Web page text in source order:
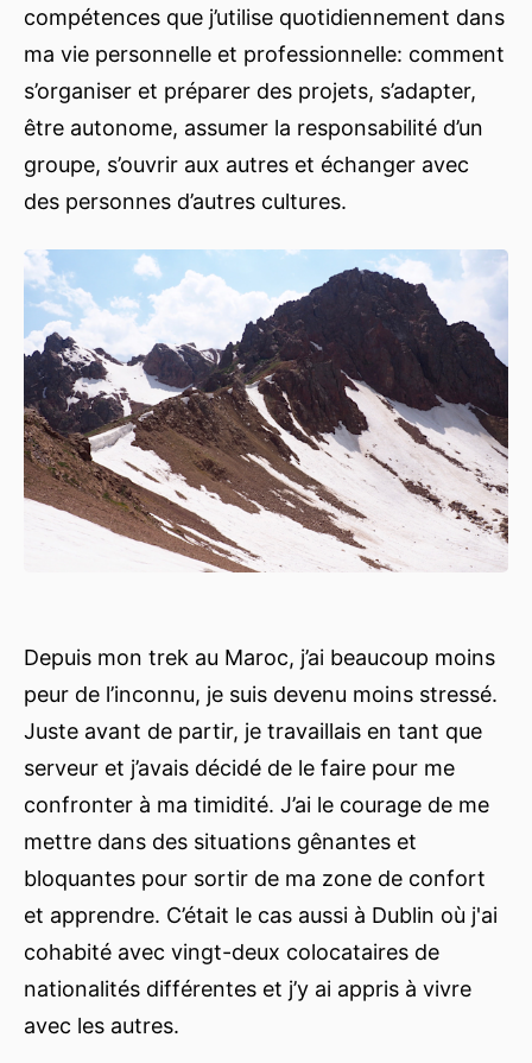
compétences que j’utilise quotidiennement dans
ma vie personnelle et professionnelle: comment
s’organiser et préparer des projets, s’adapter,
être autonome, assumer la responsabilité d’un
groupe, s’ouvrir aux autres et échanger avec
des personnes d’autres cultures.
Depuis mon trek au Maroc, j’ai beaucoup moins
peur de l’inconnu, je suis devenu moins stressé.
Juste avant de partir, je travaillais en tant que
serveur et j’avais décidé de le faire pour me
confronter à ma timidité. J’ai le courage de me
mettre dans des situations gênantes et
bloquantes pour sortir de ma zone de confort
et apprendre. C’était le cas aussi à Dublin où j'ai
cohabité avec vingt-deux colocataires de
nationalités différentes et j’y ai appris à vivre
avec les autres.